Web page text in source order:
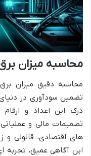
محاسبه میزان
محاسبه دقیق میزان
تضمین سودآوری در
درک این اعداد و
تصمیمات مالی و
های اقتصادی، قانونی
این آگاهی عمیق، تجربه